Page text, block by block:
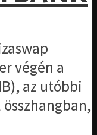
végén a
az utóbbi